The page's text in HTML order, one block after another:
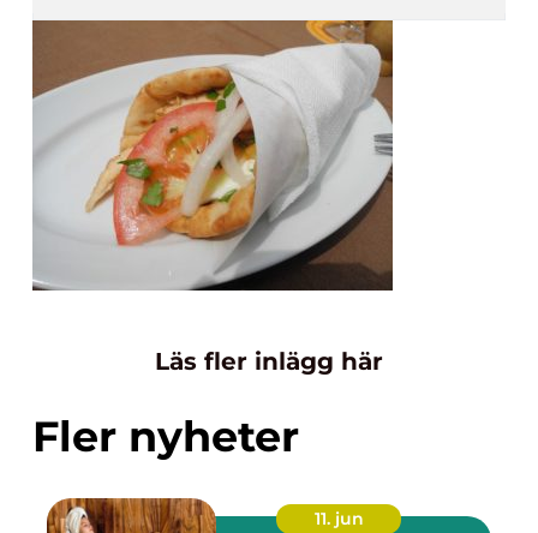
Läs fler inlägg här
Fler nyheter
11. jun